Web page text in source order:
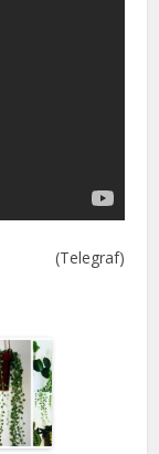
(Telegraf)